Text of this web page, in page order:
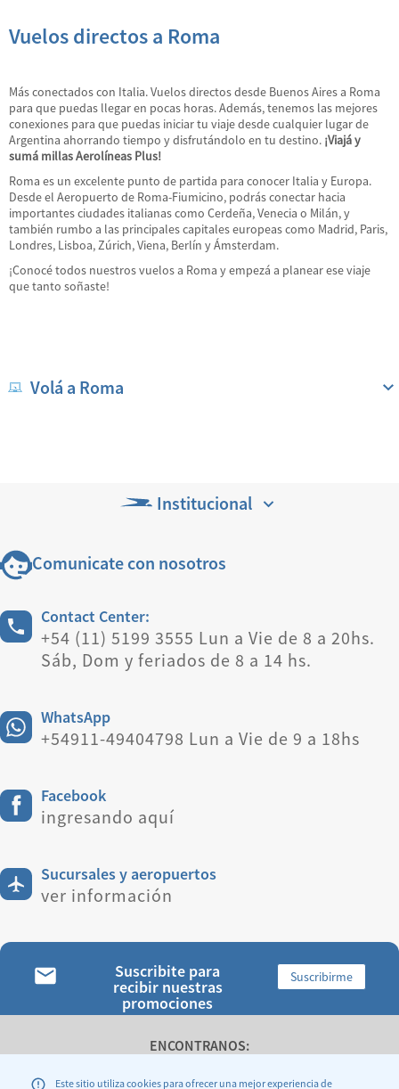
Este sitio utiliza cookies para ofrecer una mejor experiencia de
Vuelos directos a Roma
Más conectados con Italia. Vuelos directos desde Buenos Aires a Roma
para que puedas llegar en pocas horas. Además, tenemos las mejores
conexiones para que puedas iniciar tu viaje desde cualquier lugar de
Argentina ahorrando tiempo y disfrutándolo en tu destino. ¡Viajá y
sumá millas Aerolíneas Plus!
Roma es un excelente punto de partida para conocer Italia y Europa.
Desde el Aeropuerto de Roma-Fiumicino, podrás conectar hacia
importantes ciudades italianas como Cerdeña, Venecia o Milán, y
también rumbo a las principales capitales europeas como Madrid, Paris,
Londres, Lisboa, Zúrich, Viena, Berlín y Ámsterdam.
¡Conocé todos nuestros vuelos a Roma y empezá a planear ese viaje
que tanto soñaste!
Volá a Roma
Institucional
Comunicate con nosotros
Contact Center:
+54 (11) 5199 3555 Lun a Vie de 8 a 20hs.
Sáb, Dom y feriados de 8 a 14 hs.
WhatsApp
+54911-49404798 Lun a Vie de 9 a 18hs
Facebook
ingresando aquí
Sucursales y aeropuertos
ver información
Suscribite para
recibir nuestras
promociones
Suscribirme
ENCONTRANOS: